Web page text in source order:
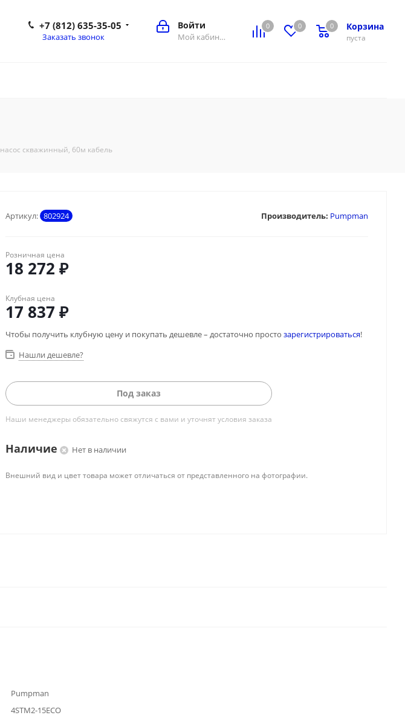
0 0 Корзина
0
пуста
0
Войти
Мой кабинет
+7 (812) 635-35-05
Заказать звонок
насос скважинный, 60м кабель
Артикул: 802924 Производитель: Pumpman
Розничная цена
18 272 ₽
Клубная цена
17 837 ₽
Чтобы получить клубную цену и покупать дешевле – достаточно просто зарегистрироваться!
Нашли дешевле?
Под заказ
Наши менеджеры обязательно свяжутся с вами и уточнят условия заказа
Наличие Нет в наличии
Внешний вид и цвет товара может отличаться от представленного на фотографии.
Pumpman
4STM2-15ECO